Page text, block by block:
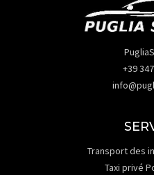
+39
Transport des
Taxi privé